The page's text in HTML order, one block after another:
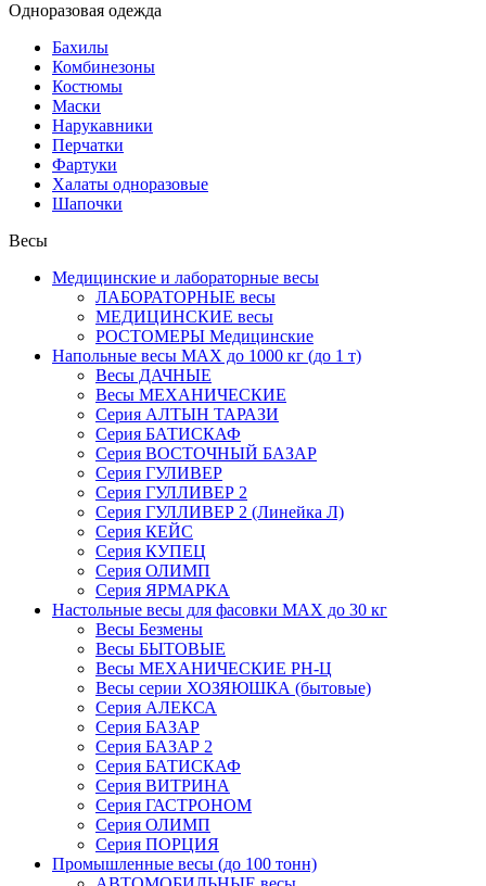
Одноразовая одежда
Бахилы
Комбинезоны
Костюмы
Маски
Нарукавники
Перчатки
Фартуки
Халаты одноразовые
Шапочки
Весы
Медицинские и лабораторные весы
ЛАБОРАТОРНЫЕ весы
МЕДИЦИНСКИЕ весы
РОСТОМЕРЫ Медицинские
Напольные весы MAX до 1000 кг (до 1 т)
Весы ДАЧНЫЕ
Весы МЕХАНИЧЕСКИЕ
Серия АЛТЫН ТАРАЗИ
Серия БАТИСКАФ
Серия ВОСТОЧНЫЙ БАЗАР
Серия ГУЛИВЕР
Серия ГУЛЛИВЕР 2
Серия ГУЛЛИВЕР 2 (Линейка Л)
Серия КЕЙС
Серия КУПЕЦ
Серия ОЛИМП
Серия ЯРМАРКА
Настольные весы для фасовки MAX до 30 кг
Весы Безмены
Весы БЫТОВЫЕ
Весы МЕХАНИЧЕСКИЕ РН-Ц
Весы серии ХОЗЯЮШКА (бытовые)
Серия АЛЕКСА
Серия БАЗАР
Серия БАЗАР 2
Серия БАТИСКАФ
Серия ВИТРИНА
Серия ГАСТРОНОМ
Серия ОЛИМП
Серия ПОРЦИЯ
Промышленные весы (до 100 тонн)